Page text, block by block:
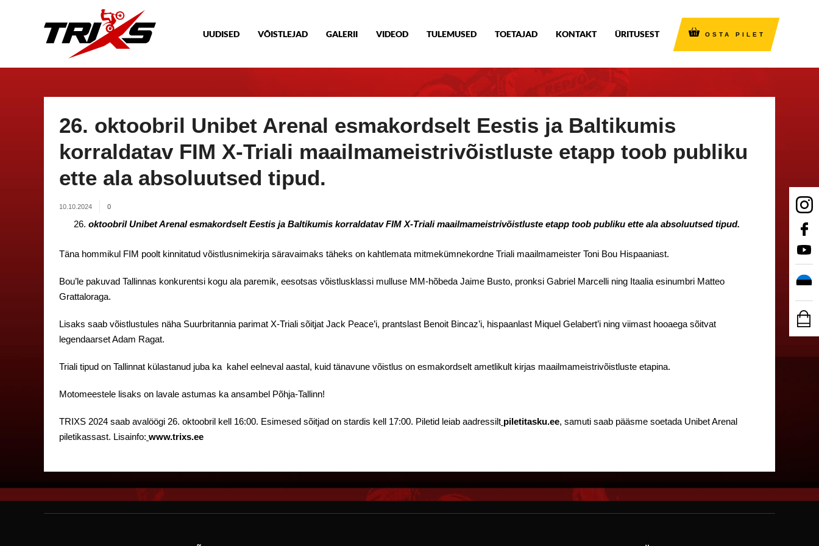
UUDISED VÕISTLEJAD GALERII VIDEOD TULEMUSED TOETAJAD KONTAKT ÜRITUSEST OSTA PILET
26. oktoobril Unibet Arenal esmakordselt Eestis ja Baltikumis
korraldatav FIM X-Triali maailmameistrivõistluste etapp toob publiku
ette ala absoluutsed tipud.
10.10.2024 0
oktoobril Unibet Arenal esmakordselt Eestis ja Baltikumis korraldatav FIM X-Triali maailmameistrivõistluste etapp toob publiku ette ala absoluutsed tipud.
Täna hommikul FIM poolt kinnitatud võistlusnimekirja säravaimaks täheks on kahtlemata mitmekümnekordne Triali maailmameister Toni Bou Hispaaniast.
Bou’le pakuvad Tallinnas konkurentsi kogu ala paremik, eesotsas võistlusklassi mulluse MM-hõbeda Jaime Busto, pronksi Gabriel Marcelli ning Itaalia esinumbri Matteo
Grattaloraga.
Lisaks saab võistlustules näha Suurbritannia parimat X-Triali sõitjat Jack Peace’i, prantslast Benoit Bincaz’i, hispaanlast Miquel Gelabert’i ning viimast hooaega sõitvat
legendaarset Adam Ragat.
Triali tipud on Tallinnat külastanud juba ka kahel eelneval aastal, kuid tänavune võistlus on esmakordselt ametlikult kirjas maailmameistrivõistluste etapina.
Motomeestele lisaks on lavale astumas ka ansambel Põhja-Tallinn!
TRIXS 2024 saab avalöögi 26. oktoobril kell 16:00. Esimesed sõitjad on stardis kell 17:00. Piletid leiab aadressilt piletitasku.ee, samuti saab pääsme soetada Unibet Arenal
piletikassast. Lisainfo: www.trixs.ee